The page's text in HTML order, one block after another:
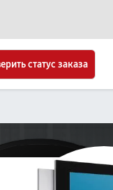
статус заказа